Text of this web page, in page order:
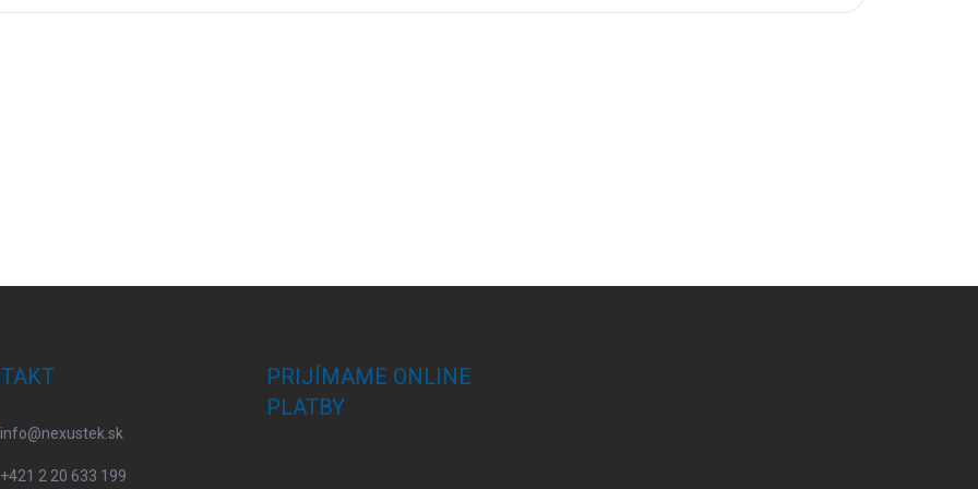
info@nexustek.sk
+421 2 20 633 199
PRIJÍMAME ONLINE
PLATBY